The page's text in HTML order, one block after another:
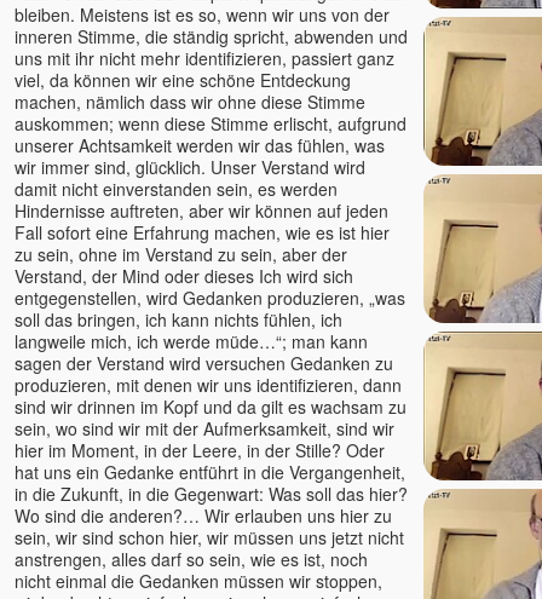
Teresa Sura
Mariananda
Marie (Venu)
Mario Hirt
Marlon
Marta Soraya
Martin Erdmann
Martina Gallmetzer
Mayakarina Karin Gerlach
Meike Schütt
Michael Barnett †
Michael Roads
Moksha
Mooji
Muni
Nabala
Nada
Naho Owada
Narada
bleiben. Meistens ist es so, wenn wir uns von der
inneren Stimme, die ständig spricht, abwenden und
uns mit ihr nicht mehr identifizieren, passiert ganz
viel, da können wir eine schöne Entdeckung
machen, nämlich dass wir ohne diese Stimme
auskommen; wenn diese Stimme erlischt, aufgrund
unserer Achtsamkeit werden wir das fühlen, was
wir immer sind, glücklich. Unser Verstand wird
damit nicht einverstanden sein, es werden
Hindernisse auftreten, aber wir können auf jeden
Fall sofort eine Erfahrung machen, wie es ist hier
zu sein, ohne im Verstand zu sein, aber der
Verstand, der Mind oder dieses Ich wird sich
entgegenstellen, wird Gedanken produzieren, „was
soll das bringen, ich kann nichts fühlen, ich
langweile mich, ich werde müde…“; man kann
sagen der Verstand wird versuchen Gedanken zu
produzieren, mit denen wir uns identifizieren, dann
sind wir drinnen im Kopf und da gilt es wachsam zu
sein, wo sind wir mit der Aufmerksamkeit, sind wir
hier im Moment, in der Leere, in der Stille? Oder
hat uns ein Gedanke entführt in die Vergangenheit,
in die Zukunft, in die Gegenwart: Was soll das hier?
Wo sind die anderen?… Wir erlauben uns hier zu
sein, wir sind schon hier, wir müssen uns jetzt nicht
anstrengen, alles darf so sein, wie es ist, noch
nicht einmal die Gedanken müssen wir stoppen,